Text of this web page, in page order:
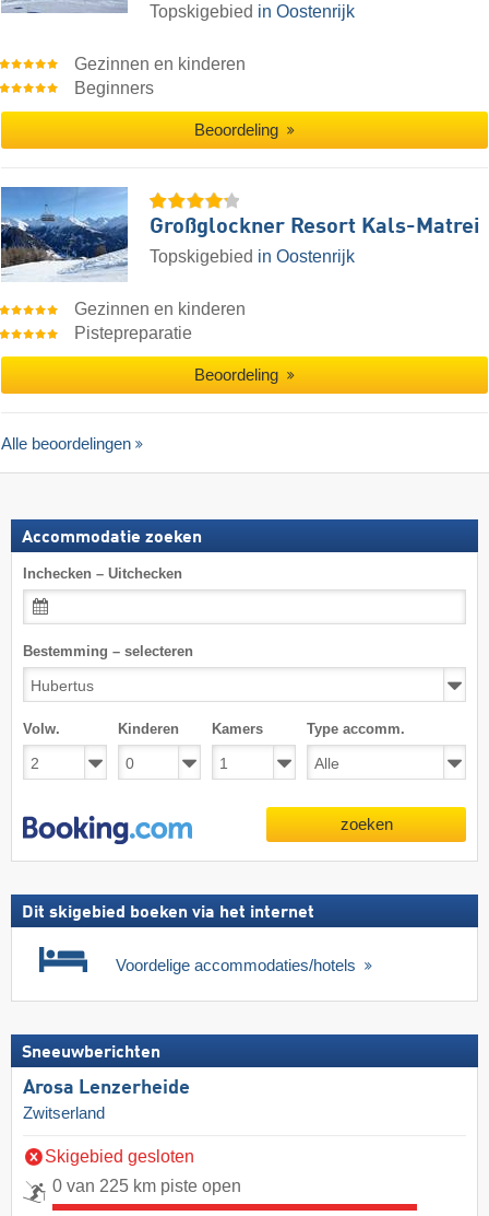
Topskigebied in Oostenrijk
Gezinnen en kinderen
Beginners
Beoordeling
Großglockner Resort Kals-Matrei
Topskigebied in Oostenrijk
Gezinnen en kinderen
Pistepreparatie
Beoordeling
Alle beoordelingen
Accommodatie zoeken
Inchecken – Uitchecken
Bestemming – selecteren
Volw. Kinderen Kamers Type accomm.
zoeken
Dit skigebied boeken via het internet
Voordelige accommodaties/hotels
Sneeuwberichten
Arosa Lenzerheide
Zwitserland
Skigebied gesloten
0 van 225 km piste open